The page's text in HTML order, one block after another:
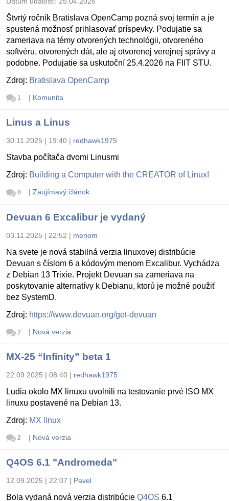
Štvrtý ročník Bratislava OpenCamp pozná svoj termín a je
spustená možnosť prihlasovať príspevky. Podujatie sa
zameriava na témy otvorených technológii, otvoreného
softvéru, otvorených dát, ale aj otvorenej verejnej správy a
podobne. Podujatie sa uskutoční 25.4.2026 na FIIT STU.
Zdroj: Bratislava OpenCamp
1 | Komunita
Linus a Linus
30.11.2025 | 19:40 | redhawk1975
Stavba počítača dvomi Linusmi
Zdroj: Building a Computer with the CREATOR of Linux!
8 | Zaujímavý článok
Devuan 6 Excalibur je vydaný
03.11.2025 | 22:52 | menom
Na svete je nová stabilná verzia linuxovej distribúcie
Devuan s číslom 6 a kódovým menom Excalibur. Vychádza
z Debian 13 Trixie. Projekt Devuan sa zameriava na
poskytovanie alternatívy k Debianu, ktorú je možné použiť
bez SystemD.
Zdroj: https://www.devuan.org/get-devuan
2 | Nová verzia
MX-25 “Infinity” beta 1
22.09.2025 | 08:40 | redhawk1975
Ludia okolo MX linuxu uvolnili na testovanie prvé ISO MX
linuxu postavené na Debian 13.
Zdroj: MX linux
2 | Nová verzia
Q4OS 6.1 "Andromeda"
12.09.2025 | 22:07 | Pavel
Bola vydaná nová verzia distribúcie Q4OS 6.1